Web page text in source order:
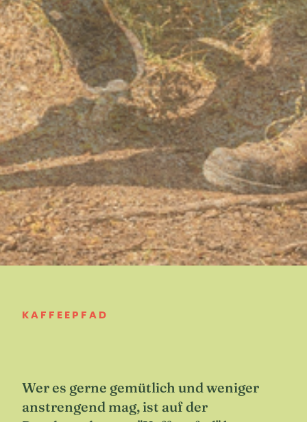
KAFFEEPFAD
Wer es gerne gemütlich und weniger
anstrengend mag, ist auf der